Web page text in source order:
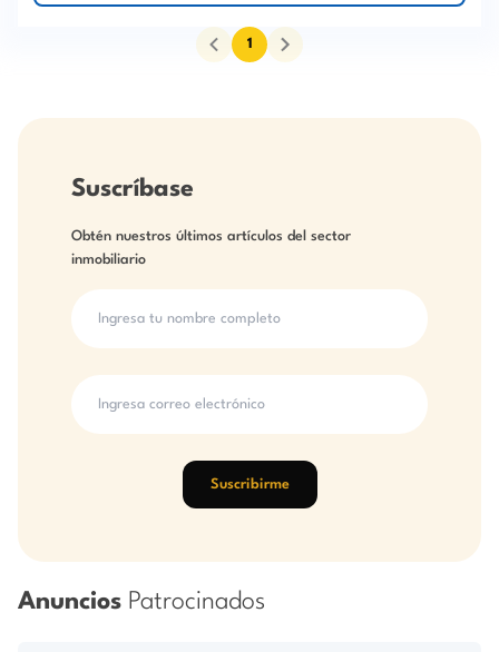
1
Suscríbase
Obtén nuestros últimos artículos del sector
inmobiliario
Suscribirme
Anuncios Patrocinados